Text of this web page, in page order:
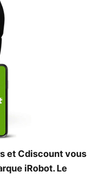
et Cdiscount vous
iRobot. Le